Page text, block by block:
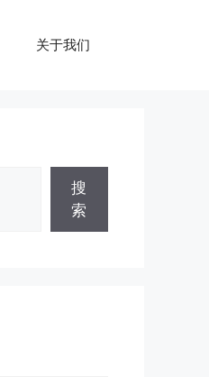
关于我们
搜
索